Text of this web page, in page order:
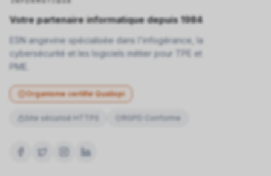
Votre partenaire informatique depuis 1984
ESN angevine spécialisée dans l'infogérance, la
cybersécurité et les logiciels métier pour TPE et
PME.
Organisme certifié Qualiopi
Site sécurisé HTTPS RGPD Conforme